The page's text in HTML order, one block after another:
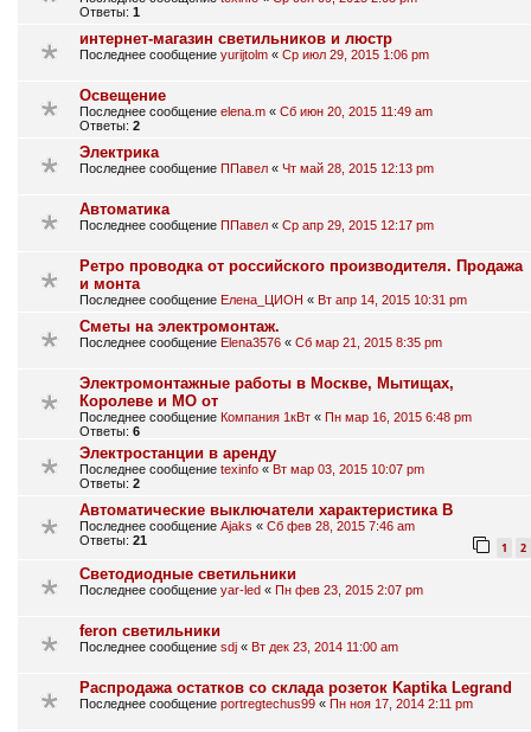
Ответы: 1
интернет-магазин светильников и люстр
Последнее сообщение yurijtolm « Ср июл 29, 2015 1:06 pm
Освещение
Последнее сообщение elena.m « Сб июн 20, 2015 11:49 am
Ответы: 2
Электрика
Последнее сообщение ППавел « Чт май 28, 2015 12:13 pm
Автоматика
Последнее сообщение ППавел « Ср апр 29, 2015 12:17 pm
Ретро проводка от российского производителя. Продажа
и монта
Последнее сообщение Елена_ЦИОН « Вт апр 14, 2015 10:31 pm
Сметы на электромонтаж.
Последнее сообщение Elena3576 « Сб мар 21, 2015 8:35 pm
Электромонтажные работы в Москве, Мытищах,
Королеве и МО от
Последнее сообщение Компания 1кВт « Пн мар 16, 2015 6:48 pm
Ответы: 6
Электростанции в аренду
Последнее сообщение texinfo « Вт мар 03, 2015 10:07 pm
Ответы: 2
Автоматические выключатели характеристика B
Последнее сообщение Ajaks « Сб фев 28, 2015 7:46 am
Ответы: 21 1 2
Светодиодные светильники
Последнее сообщение yar-led « Пн фев 23, 2015 2:07 pm
feron светильники
Последнее сообщение sdj « Вт дек 23, 2014 11:00 am
Распродажа остатков со склада розеток Kaptika Legrand
Последнее сообщение portregtechus99 « Пн ноя 17, 2014 2:11 pm